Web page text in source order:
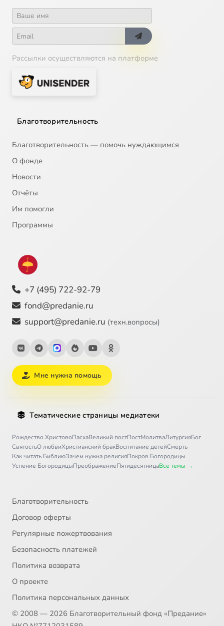
Рассылки осуществляются на платформе
Благотворительность
Благотворительность — помочь нуждающимся
О фонде
Новости
Отчёты
Им помогли
Программы
+7 (495) 722-92-79
fond@predanie.ru
support@predanie.ru (техн.вопросы)
Мне нужна помощь
Тематические страницы медиатеки
Рождество ХристовоПасхаВеликий постПостМолитваЛитургияБог
СвятостьО любвиХристианский бракВоспитание детейСмерть
Как читать БиблиюЗачем нужна религияПокров Богородицы
Успение БогородицыПреображениеПятидесятницаВсе темы →
Благотворительность
Договор оферты
Регулярные пожертвования
Безопасность платежей
Политика возврата
О проекте
Политика персональных данных
© 2008 — 2026 Благотворительный фонд «Предание»